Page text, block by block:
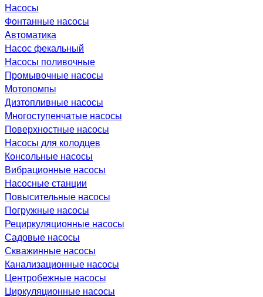
Насосы
Фонтанные насосы
Автоматика
Насос фекальный
Насосы поливочные
Промывочные насосы
Мотопомпы
Дизтопливные насосы
Многоступенчатые насосы
Поверхностные насосы
Насосы для колодцев
Консольные насосы
Вибрационные насосы
Насосные станции
Повысительные насосы
Погружные насосы
Рециркуляционные насосы
Садовые насосы
Скважинные насосы
Канализационные насосы
Центробежные насосы
Циркуляционные насосы